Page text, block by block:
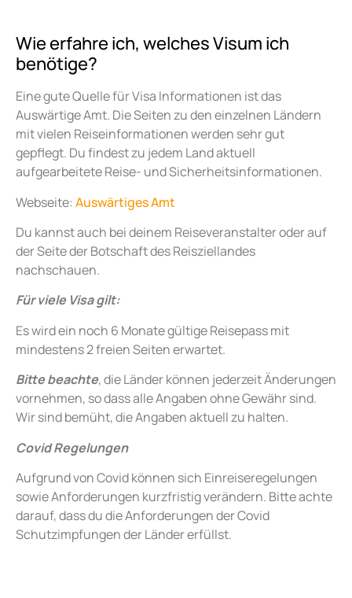
Wie erfahre ich, welches Visum ich
benötige?
Eine gute Quelle für Visa Informationen ist das
Auswärtige Amt. Die Seiten zu den einzelnen Ländern
mit vielen Reiseinformationen werden sehr gut
gepflegt. Du findest zu jedem Land aktuell
aufgearbeitete Reise- und Sicherheitsinformationen.
Webseite: Auswärtiges Amt
Du kannst auch bei deinem Reiseveranstalter oder auf
der Seite der Botschaft des Reisziellandes
nachschauen.
Für viele Visa gilt:
Es wird ein noch 6 Monate gültige Reisepass mit
mindestens 2 freien Seiten erwartet.
Bitte beachte, die Länder können jederzeit Änderungen
vornehmen, so dass alle Angaben ohne Gewähr sind.
Wir sind bemüht, die Angaben aktuell zu halten.
Covid Regelungen
Aufgrund von Covid können sich Einreiseregelungen
sowie Anforderungen kurzfristig verändern. Bitte achte
darauf, dass du die Anforderungen der Covid
Schutzimpfungen der Länder erfüllst.